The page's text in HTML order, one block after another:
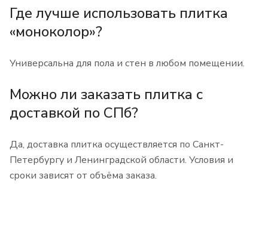
Где лучше использовать плитка
«моноколор»?
Универсальна для пола и стен в любом помещении.
Можно ли заказать плитка с
доставкой по СПб?
Да, доставка плитка осуществляется по Санкт-
Петербургу и Ленинградской области. Условия и
сроки зависят от объёма заказа.